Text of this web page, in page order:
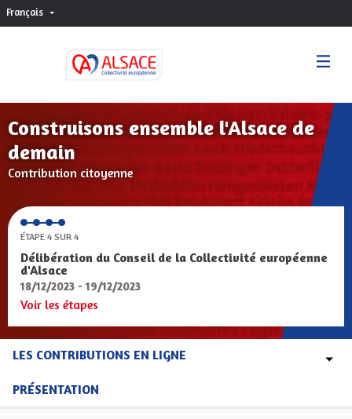
Français Choisir la langue
Construisons ensemble l'Alsace de
demain
Contribution citoyenne
ÉTAPE 4 SUR 4
Délibération du Conseil de la Collectivité européenne
d'Alsace
18/12/2023 - 19/12/2023
Voir les étapes
LES CONTRIBUTIONS EN LIGNE
PRÉSENTATION